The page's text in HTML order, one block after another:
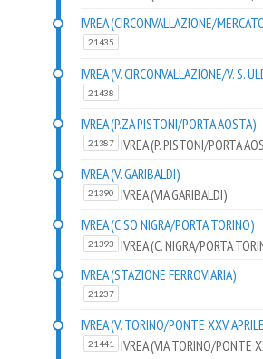
IVREA (CIRCONVALLAZIONE/
21435
IVREA (V. CIRCONVALLAZIONE/V. S.
21438
IVREA (P.ZA PISTONI/PORTA AOSTA)
21387
IVREA (P. PISTONI/PORTA
IVREA (V. GARIBALDI)
21390
IVREA (VIA GARIBALDI)
IVREA (C.SO NIGRA/PORTA TORINO)
21393
IVREA (C. NIGRA/PORTA
IVREA (STAZIONE FERROVIARIA)
21237
IVREA (V. TORINO/PONTE XXV
21441 IVREA (VIA TORINO/PONTE